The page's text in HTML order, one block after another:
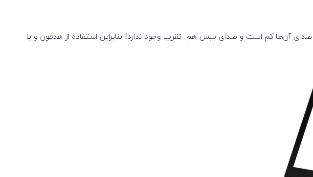
آن‌ها کم است و صدای بیس هم تقریبا وجود ندارد! بنابراین استفاده از هدفون و یا